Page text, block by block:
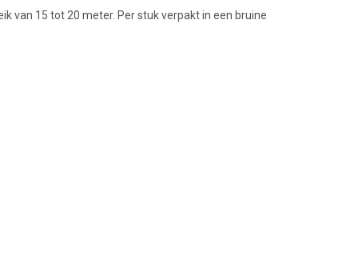
van 15 tot 20 meter. Per stuk verpakt in een bruine